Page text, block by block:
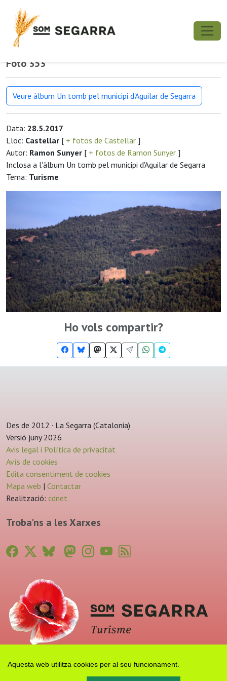
Aquesta web utilitza cookies per al seu funcionament.
Foto 353
Veure àlbum Un tomb pel municipi d'Aguilar de Segarra
Data: 28.5.2017
Lloc: Castellar [ + fotos de Castellar ]
Autor: Ramon Sunyer [ + fotos de Ramon Sunyer ]
Inclosa a l'àlbum Un tomb pel municipi d'Aguilar de Segarra
Tema: Turisme
Ho vols compartir?
Des de 2012 · La Segarra (Catalonia)
Versió juny 2026
Avis legal i Política de privacitat
Avís de cookies
Edita consentiment de cookies
Mapa web | Contactar
Realització: cdnet
Troba'ns a les Xarxes